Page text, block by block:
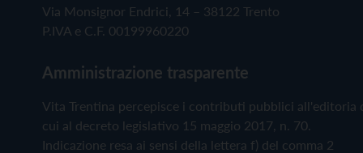
Via Monsignor Endrici, 14 – 38122 Trento
P.IVA e C.F. 00199960220
Amministrazione trasparente
Vita Trentina percepisce i contributi pubblici all'editoria
cui al decreto legislativo 15 maggio 2017, n. 70.
Indicazione resa ai sensi della lettera f) del comma 2